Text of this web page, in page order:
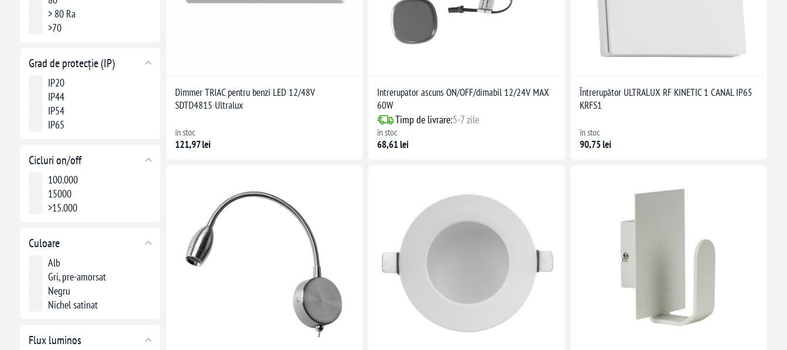
> 80 Ra
>70
Grad de protecție (IP)
IP20
IP44
IP54
IP65
Cicluri on/off
100.000
15000
>15.000
Culoare
Alb
Gri, pre-amorsat
Negru
Nichel satinat
Flux luminos
Dimmer TRIAC pentru benzi LED 12/48V
SDTD4815 Ultralux
în stoc
121,97 lei
Intrerupator ascuns ON/OFF/dimabil 12/24V MAX
60W
Timp de livrare:5-7 zile
în stoc
68,61 lei
Întrerupător ULTRALUX RF KINETIC 1 CANAL IP65
KRFS1
în stoc
90,75 lei